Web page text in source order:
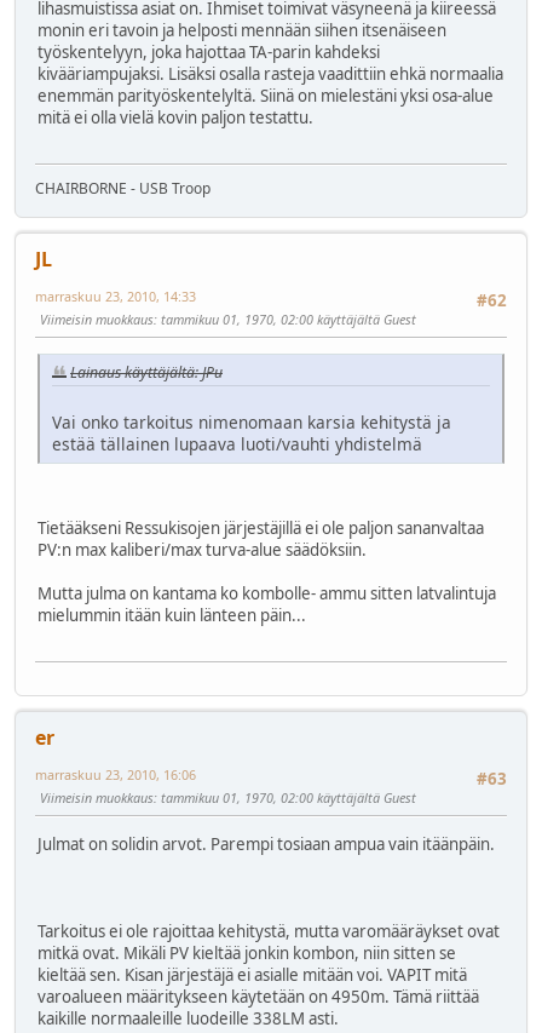
lihasmuistissa asiat on. Ihmiset toimivat väsyneenä ja kiireessä
monin eri tavoin ja helposti mennään siihen itsenäiseen
työskentelyyn, joka hajottaa TA-parin kahdeksi
kivääriampujaksi. Lisäksi osalla rasteja vaadittiin ehkä normaalia
enemmän parityöskentelyltä. Siinä on mielestäni yksi osa-alue
mitä ei olla vielä kovin paljon testattu.
CHAIRBORNE - USB Troop
JL
#62
marraskuu 23, 2010, 14:33
Viimeisin muokkaus: tammikuu 01, 1970, 02:00 käyttäjältä Guest
Lainaus käyttäjältä: JPu
Vai onko tarkoitus nimenomaan karsia kehitystä ja
estää tällainen lupaava luoti/vauhti yhdistelmä
Tietääkseni Ressukisojen järjestäjillä ei ole paljon sananvaltaa
PV:n max kaliberi/max turva-alue säädöksiin.
Mutta julma on kantama ko kombolle- ammu sitten latvalintuja
mielummin itään kuin länteen päin...
er
#63
marraskuu 23, 2010, 16:06
Viimeisin muokkaus: tammikuu 01, 1970, 02:00 käyttäjältä Guest
Julmat on solidin arvot. Parempi tosiaan ampua vain itäänpäin.
Tarkoitus ei ole rajoittaa kehitystä, mutta varomääräykset ovat
mitkä ovat. Mikäli PV kieltää jonkin kombon, niin sitten se
kieltää sen. Kisan järjestäjä ei asialle mitään voi. VAPIT mitä
varoalueen määritykseen käytetään on 4950m. Tämä riittää
kaikille normaaleille luodeille 338LM asti.